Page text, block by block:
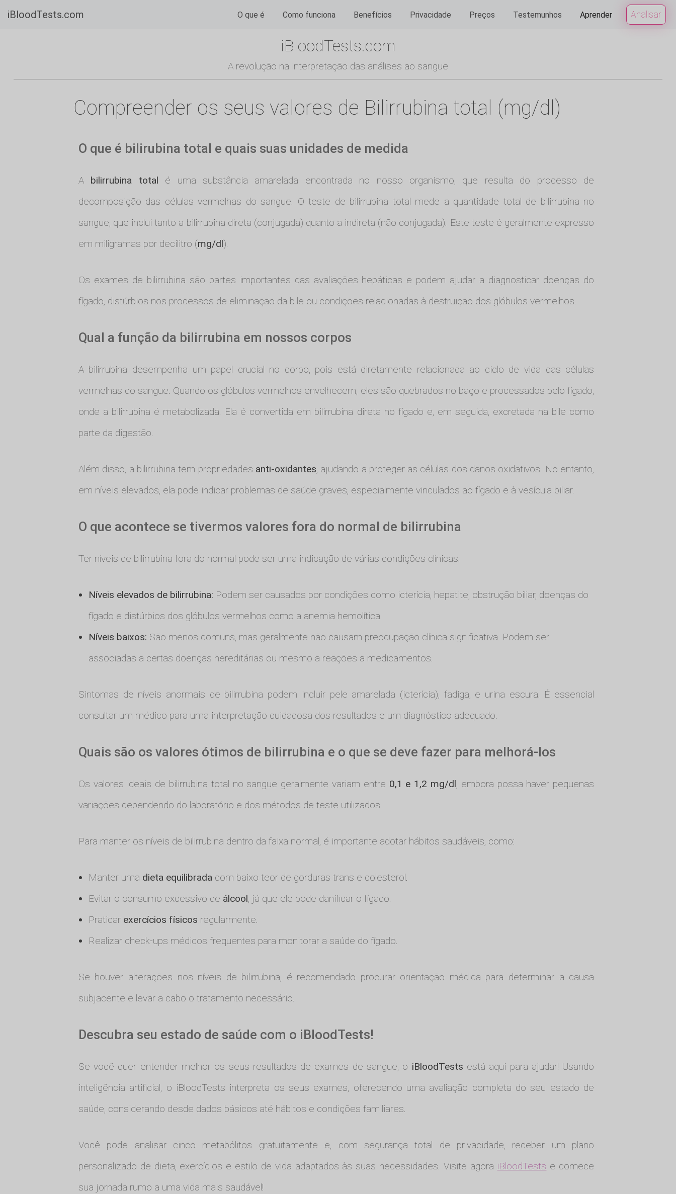
iBloodTests.com O que é Como funciona Benefícios Privacidade Preços Testemunhos Aprender Analisar
iBloodTests.com
A revolução na interpretação das análises ao sangue
Compreender os seus valores de Bilirrubina total (mg/dl)
O que é bilirubina total e quais suas unidades de medida
A bilirrubina total é uma substância amarelada encontrada no nosso organismo, que resulta do processo de
decomposição das células vermelhas do sangue. O teste de bilirrubina total mede a quantidade total de bilirrubina no
sangue, que inclui tanto a bilirrubina direta (conjugada) quanto a indireta (não conjugada). Este teste é geralmente expresso
em miligramas por decilitro (mg/dl).
Os exames de bilirrubina são partes importantes das avaliações hepáticas e podem ajudar a diagnosticar doenças do
fígado, distúrbios nos processos de eliminação da bile ou condições relacionadas à destruição dos glóbulos vermelhos.
Qual a função da bilirrubina em nossos corpos
A bilirrubina desempenha um papel crucial no corpo, pois está diretamente relacionada ao ciclo de vida das células
vermelhas do sangue. Quando os glóbulos vermelhos envelhecem, eles são quebrados no baço e processados pelo fígado,
onde a bilirrubina é metabolizada. Ela é convertida em bilirrubina direta no fígado e, em seguida, excretada na bile como
parte da digestão.
Além disso, a bilirrubina tem propriedades anti-oxidantes, ajudando a proteger as células dos danos oxidativos. No entanto,
em níveis elevados, ela pode indicar problemas de saúde graves, especialmente vinculados ao fígado e à vesícula biliar.
O que acontece se tivermos valores fora do normal de bilirrubina
Ter níveis de bilirrubina fora do normal pode ser uma indicação de várias condições clínicas:
Níveis elevados de bilirrubina: Podem ser causados por condições como icterícia, hepatite, obstrução biliar, doenças do
fígado e distúrbios dos glóbulos vermelhos como a anemia hemolítica.
Níveis baixos: São menos comuns, mas geralmente não causam preocupação clínica significativa. Podem ser
associadas a certas doenças hereditárias ou mesmo a reações a medicamentos.
Sintomas de níveis anormais de bilirrubina podem incluir pele amarelada (icterícia), fadiga, e urina escura. É essencial
consultar um médico para uma interpretação cuidadosa dos resultados e um diagnóstico adequado.
Quais são os valores ótimos de bilirrubina e o que se deve fazer para melhorá-los
Os valores ideais de bilirrubina total no sangue geralmente variam entre 0,1 e 1,2 mg/dl, embora possa haver pequenas
variações dependendo do laboratório e dos métodos de teste utilizados.
Para manter os níveis de bilirrubina dentro da faixa normal, é importante adotar hábitos saudáveis, como:
Manter uma dieta equilibradacom baixo teor de gorduras trans e colesterol.
Evitar o consumo excessivo de álcool, já que ele pode danificar o fígado.
Praticar exercícios físicos regularmente.
Realizar check-ups médicos frequentes para monitorar a saúde do fígado.
Se houver alterações nos níveis de bilirrubina, é recomendado procurar orientação médica para determinar a causa
subjacente e levar a cabo o tratamento necessário.
Descubra seu estado de saúde com o iBloodTests!
Se você quer entender melhor os seus resultados de exames de sangue, o iBloodTests está aqui para ajudar! Usando
inteligência artificial, o iBloodTests interpreta os seus exames, oferecendo uma avaliação completa do seu estado de
saúde, considerando desde dados básicos até hábitos e condições familiares.
Você pode analisar cinco metabólitos gratuitamente e, com segurança total de privacidade, receber um plano
personalizado de dieta, exercícios e estilo de vida adaptados às suas necessidades. Visite agora iBloodTests e comece
sua jornada rumo a uma vida mais saudável!